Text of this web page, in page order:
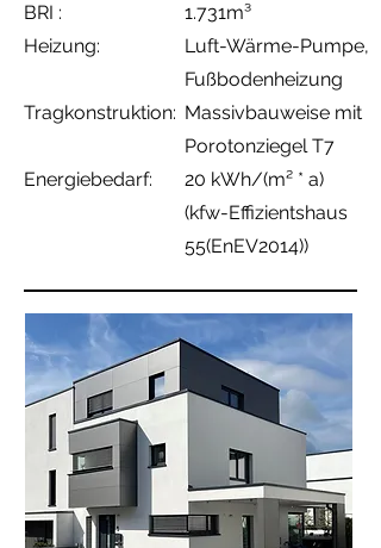
BRI :
Heizung:
Tragkonstruktion:
Energiebedarf:
1.731m³
Luft-Wärme-Pumpe,
Fußbodenheizung
Massivbauweise mit
Porotonziegel T7
20 kWh/(m² * a)
(kfw-Effizientshaus
55(EnEV2014))